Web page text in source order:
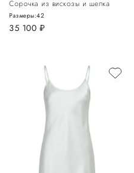
Сорочка из вискозы и шелка
35 100 руб.
Размеры:42